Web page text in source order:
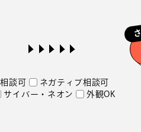
談可
ネガティブ相談可
サイバー・ネオン 外観OK